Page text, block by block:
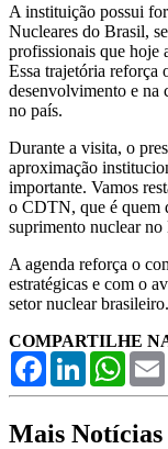
A instituição possui
Nucleares do Brasil,
profissionais que hoje
Essa trajetória reforça
desenvolvimento e na
no país.
Durante a visita, o
aproximação
importante. Vamos
o CDTN, que é quem
suprimento nuclear no
A agenda reforça o
estratégicas e com o
setor nuclear brasileiro.
COMPARTILHE
FacebookLinkedIn
Mais Notícias